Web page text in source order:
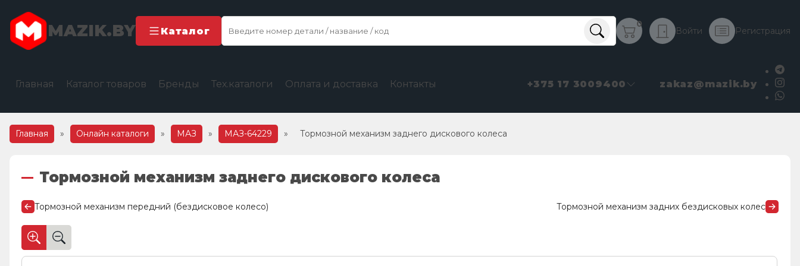
MAZIK.BY Каталог
0
Войти Регистрация
Главная Каталог товаров Бренды Тех.каталоги Оплата и доставка Контакты +375 17 3009400 zakaz@mazik.by
Главная » Онлайн каталоги » МАЗ » МАЗ-64229 » Тормозной механизм заднего дискового колеса
Тормозной механизм заднего дискового колеса
Тормозной механизм передний (бездисковое колесо) Тормозной механизм задних бездисковых колес